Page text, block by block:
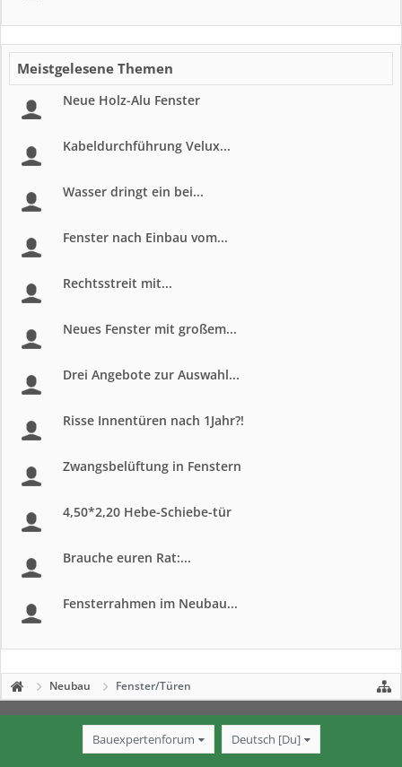
Meistgelesene Themen
Neue Holz-Alu Fenster
Kabeldurchführung Velux...
Wasser dringt ein bei...
Fenster nach Einbau vom...
Rechtsstreit mit...
Neues Fenster mit großem...
Drei Angebote zur Auswahl...
Risse Innentüren nach 1Jahr?!
Zwangsbelüftung in Fenstern
4,50*2,20 Hebe-Schiebe-tür
Brauche euren Rat:...
Fensterrahmen im Neubau...
Neubau Fenster/Türen
Bauexpertenforum Deutsch [Du]